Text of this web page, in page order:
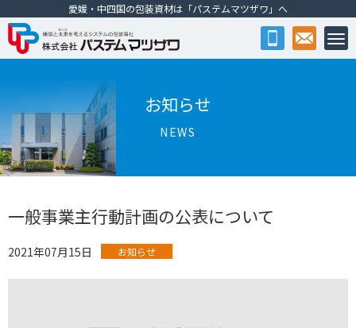
株式会社パステムマツザワ
愛媛・中四国の包装資材は「パステムマツザワ」へ
お知らせ
NEWS
一般事業主行動計画の公表について
2021年07月15日 お知らせ